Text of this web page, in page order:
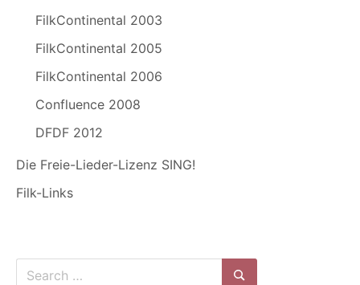
FilkContinental 2003
FilkContinental 2005
FilkContinental 2006
Confluence 2008
DFDF 2012
Die Freie-Lieder-Lizenz SING!
Filk-Links
Search